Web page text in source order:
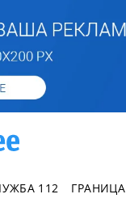
112 ГРАНИЦА